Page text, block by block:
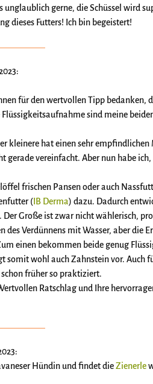
gerne, die Schüssel wird
dieses Futters! Ich bin begeistert!
für den wertvollen Tipp bedanken,
sind meine
kleinere hat einen sehr
gerade vereinfacht. Aber nun habe
frischen Pansen oder auch
(IB Derma) dazu. Dadurch
Der Große ist zwar nicht wählerisch,
des Verdünnens mit Wasser, aber
einen bekommen beide genug
somit wohl auch Zahnstein vor. Auch
früher so praktiziert.
Ratschlag und Ihre
Hündin und findet dieZienerle